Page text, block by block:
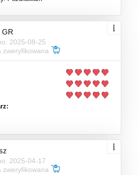
GR
2025-08-25
zweryfikowana
2025-04-17
zweryfikowana